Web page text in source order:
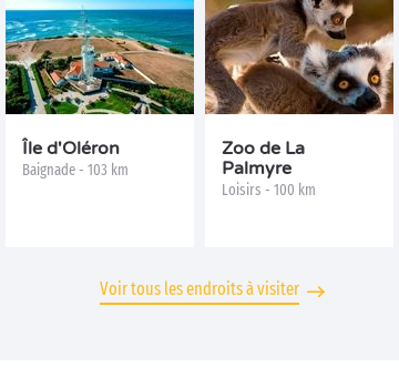
Île d'Oléron
Baignade - 103 km
Zoo de La
Palmyre
Loisirs - 100 km
Voir tous les endroits à visiter